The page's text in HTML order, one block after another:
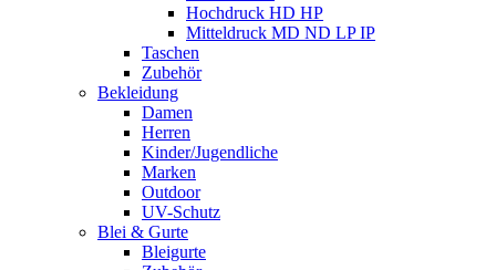
Hochdruck HD HP
Mitteldruck MD ND LP IP
Taschen
Zubehör
Bekleidung
Damen
Herren
Kinder/Jugendliche
Marken
Outdoor
UV-Schutz
Blei & Gurte
Bleigurte